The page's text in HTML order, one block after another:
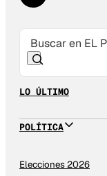
LO ÚLTIMO
POLÍTICA
Elecciones 2026